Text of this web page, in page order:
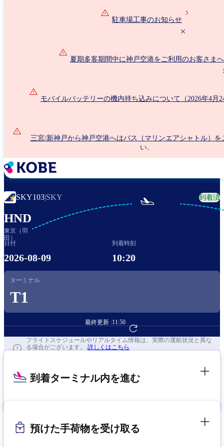
駐車場工事のお知らせ
夏期多客期間中に神戸空港をご利用のお客さまへ
モバイルバッテリーの機内持ち込みについて（2026年4月
三宮/新神戸から神戸空港へはバス（マリンエアシャトル）を
い。
SKY103|SKY 到着済
HND
東京（羽
田）

日付
2026-08-09
到着時刻
10:20
ターミナル
T1
最終更新 :11:50
フライト予約へ
フライトスケジュールやリアルタイム情報は、実際の運航状況と異な
る場合がございます。 詳しくはこちら
到着ターミナル内を進む
預けた手荷物を受け取る